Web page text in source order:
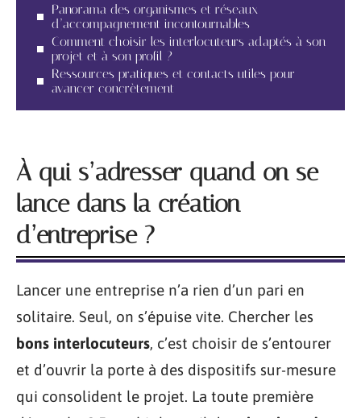
Panorama des organismes et réseaux
d’accompagnement incontournables
Comment choisir les interlocuteurs adaptés à son
projet et à son profil ?
Ressources pratiques et contacts utiles pour
avancer concrètement
À qui s’adresser quand on se
lance dans la création
d’entreprise ?
Lancer une entreprise n’a rien d’un pari en
solitaire. Seul, on s’épuise vite. Chercher les
bons interlocuteurs, c’est choisir de s’entourer
et d’ouvrir la porte à des dispositifs sur-mesure
qui consolident le projet. La toute première